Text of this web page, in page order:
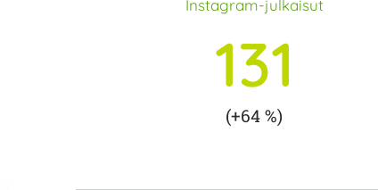
Instagram-julkaisut
(+64 %)
131